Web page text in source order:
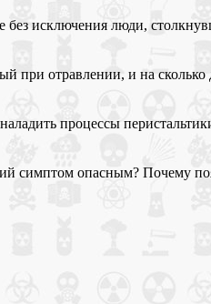
исключения люди,
при отравлении, и на
процессы
симптом опасным? Почему